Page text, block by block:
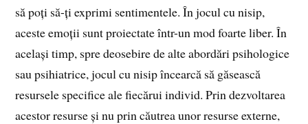
să poți să-ți exprimi sentimentele. În jocul cu nisip,
aceste emoții sunt proiectate într-un mod foarte liber. În
același timp, spre deosebire de alte abordări psihologice
sau psihiatrice, jocul cu nisip încearcă să găsească
resursele specifice ale fiecărui individ. Prin dezvoltarea
acestor resurse și nu prin căutrea unor resurse externe,